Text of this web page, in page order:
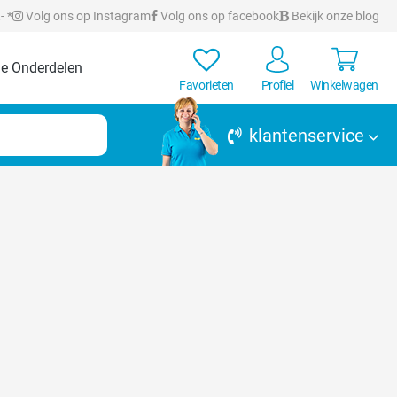
* Volg ons op Instagram Volg ons op facebook Bekijk onze blog
Onderdelen
Favorieten Profiel Winkelwagen
klantenservice